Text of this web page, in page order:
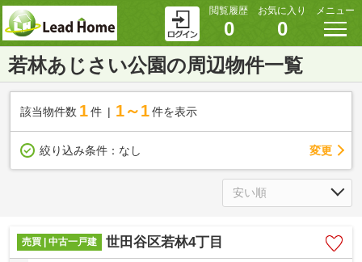
閲覧履歴
0
お気に入り
0
メニュー
若林あじさい公園の周辺物件一覧
該当物件数 1件 1～1 件を表示
絞り込み条件： なし 変更
売買 | 中古一戸建 世田谷区若林4丁目